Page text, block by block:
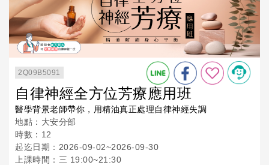
2Q09B5091
自律神經全方位芳療應用班
醫學背景老師帶你，用精油真正處理自律神經失調
地點：大安分部
時數：12
起迄日期：2026-09-02~2026-09-30
上課時間：三 19:00~21:30